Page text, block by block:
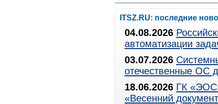
ITSZ.RU: последние
04.08.2026
автоматизации
03.07.2026
отечественные ОС
18.06.2026 ГК
«Весенний